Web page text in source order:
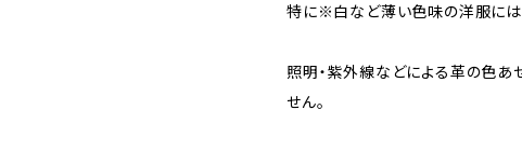
特に※白など薄い色味の洋服には
照明・紫外線などによる革の色あ
せん。